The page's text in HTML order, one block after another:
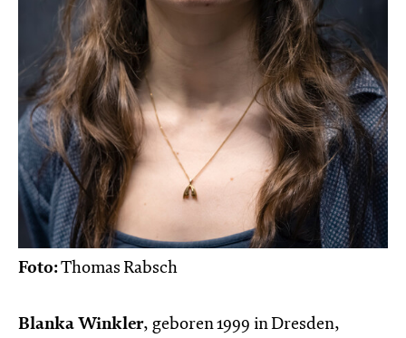
Foto:Thomas Rabsch
Blanka Winkler, geboren 1999 in Dresden,